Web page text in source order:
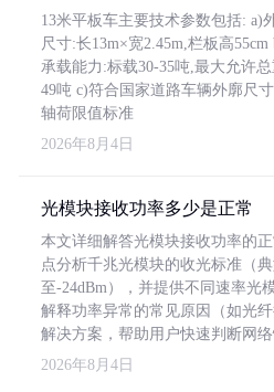
13米平板车主要技术参数包括: a)
尺寸:长13m×宽2.45m,栏板高55cm
承载能力:标载30-35吨,最大允许
49吨 c)符合国家道路车辆外廓尺寸
轴荷限值标准
2026年8月4日
光模块接收功率多少是正常
本文详细解答光模块接收功率的
点分析千兆光模块的收光标准（
至-24dBm），并提供不同速率光
解释功率异常的常见原因（如光
解决方案，帮助用户快速判断网络
2026年8月4日